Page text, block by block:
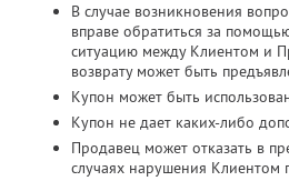
В случае возникновения
вправе обратиться за
ситуацию между Клиентом и
возврату может быть
Купон может быть
Купон не дает каких-либо
Продавец может отказать в
случаях нарушения Клиентом